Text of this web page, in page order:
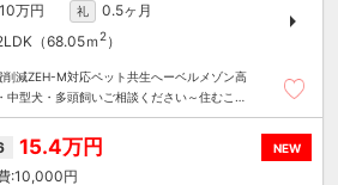
10万円 礼
0.5ヶ月
（68.05ｍ2）
減ZEH-M対応ペット共生へーベルメゾン高
型犬・多頭飼いご相談ください～住むこと
NEW
15.4万円
10,000円